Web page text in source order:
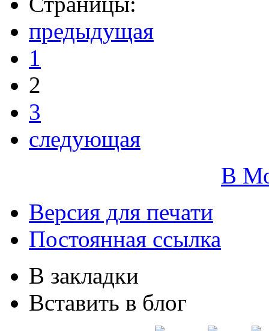
предыдущая
1
2
3
следующая
В
Версия для печати
Постоянная ссылка
В закладки
Вставить в блог